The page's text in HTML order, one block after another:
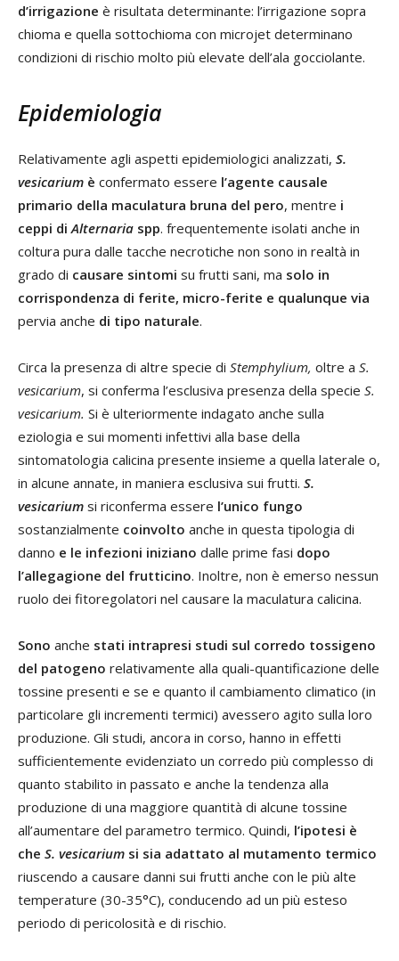
d’irrigazione è risultata determinante: l’irrigazione sopra
chioma e quella sottochioma con microjet determinano
condizioni di rischio molto più elevate dell’ala gocciolante.
Epidemiologia
Relativamente agli aspetti epidemiologici analizzati, S.
vesicarium è confermato essere l’agente causale
primario della maculatura bruna del pero, mentre i
ceppi di Alternaria spp. frequentemente isolati anche in
coltura pura dalle tacche necrotiche non sono in realtà in
grado di causare sintomi su frutti sani, ma solo in
corrispondenza di ferite, micro-ferite e qualunque via
pervia anche di tipo naturale.
Circa la presenza di altre specie di Stemphylium, oltre a S.
vesicarium, si conferma l’esclusiva presenza della specie S.
vesicarium. Si è ulteriormente indagato anche sulla
eziologia e sui momenti infettivi alla base della
sintomatologia calicina presente insieme a quella laterale o,
in alcune annate, in maniera esclusiva sui frutti. S.
vesicarium si riconferma essere l’unico fungo
sostanzialmente coinvolto anche in questa tipologia di
danno e le infezioni iniziano dalle prime fasi dopo
l’allegagione del frutticino. Inoltre, non è emerso nessun
ruolo dei fitoregolatori nel causare la maculatura calicina.
Sono anche stati intrapresi studi sul corredo tossigeno
del patogeno relativamente alla quali-quantificazione delle
tossine presenti e se e quanto il cambiamento climatico (in
particolare gli incrementi termici) avessero agito sulla loro
produzione. Gli studi, ancora in corso, hanno in effetti
sufficientemente evidenziato un corredo più complesso di
quanto stabilito in passato e anche la tendenza alla
produzione di una maggiore quantità di alcune tossine
all’aumentare del parametro termico. Quindi, l’ipotesi è
che S. vesicarium si sia adattato al mutamento termico
riuscendo a causare danni sui frutti anche con le più alte
temperature (30-35°C), conducendo ad un più esteso
periodo di pericolosità e di rischio.